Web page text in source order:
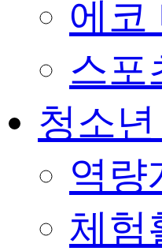
에코
스포
청소
역량
체험